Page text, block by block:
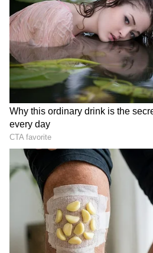
2
5
telugu astrology
వృషభ రాశి
శుక్రుడు వృషభ రాశికి అధిపతి.
మనస్తత్వం, పట్టుదలను కలిగి
తమ లక్ష్యాలను సాధించడానికి
దీనివల్లే ఈ రాశివారు తమ